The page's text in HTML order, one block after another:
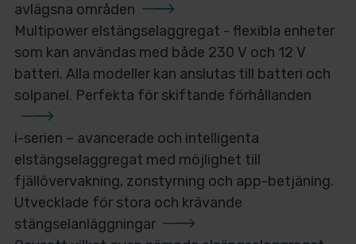
avlägsna områden
Multipower elstängselaggregat - flexibla enheter
som kan användas med både 230 V och 12 V
batteri. Alla modeller kan anslutas till batteri och
solpanel. Perfekta för skiftande förhållanden
i-serien – avancerade och intelligenta
elstängselaggregat med möjlighet till
fjällövervakning, zonstyrning och app-betjäning.
Utvecklade för stora och krävande
stängselanläggningar